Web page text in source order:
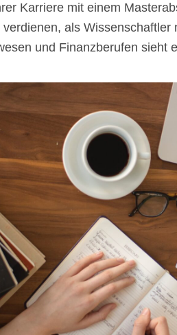
Karriere mit einem
verdienen, als
und Finanzberufen sieht